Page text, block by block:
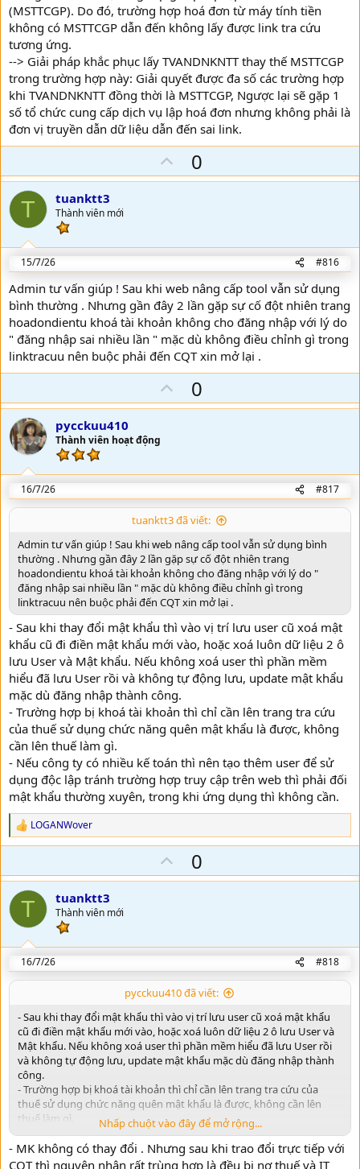
(MSTTCGP). Do đó, trường hợp hoá đơn từ máy tính tiền
không có MSTTCGP dẫn đến không lấy được link tra cứu
tương ứng.
--> Giải pháp khắc phục lấy TVANDNKNTT thay thế MSTTCGP
trong trường hợp này: Giải quyết được đa số các trường hợp
khi TVANDNKNTT đồng thời là MSTTCGP, Ngược lại sẽ gặp 1
số tổ chức cung cấp dịch vụ lập hoá đơn nhưng không phải là
đơn vị truyền dẫn dữ liệu dẫn đến sai link.
U
p
e
0
T tuanktt3
Thành viên mới
15/7/26 #816
Admin tư vấn giúp ! Sau khi web nâng cấp tool vẫn sử dụng
bình thường . Nhưng gần đây 2 lần gặp sự cố đột nhiên trang
hoadondientu khoá tài khoản không cho đăng nhập với lý do
" đăng nhập sai nhiều lần " mặc dù không điều chỉnh gì trong
linktracuu nên buộc phải đến CQT xin mở lại .
U
p
e
0
pycckuu410
Thành viên hoạt động
16/7/26 #817
tuanktt3 đã viết:
Admin tư vấn giúp ! Sau khi web nâng cấp tool vẫn sử dụng bình
thường . Nhưng gần đây 2 lần gặp sự cố đột nhiên trang
hoadondientu khoá tài khoản không cho đăng nhập với lý do "
đăng nhập sai nhiều lần " mặc dù không điều chỉnh gì trong
linktracuu nên buộc phải đến CQT xin mở lại .
- Sau khi thay đổi mật khẩu thì vào vị trí lưu user cũ xoá mật
khẩu cũ đi điền mật khẩu mới vào, hoặc xoá luôn dữ liệu 2 ô
lưu User và Mật khẩu. Nếu không xoá user thì phần mềm
hiểu đã lưu User rồi và không tự động lưu, update mật khẩu
mặc dù đăng nhập thành công.
- Trường hợp bị khoá tài khoản thì chỉ cần lên trang tra cứu
của thuế sử dụng chức năng quên mật khẩu là được, không
cần lên thuế làm gì.
- Nếu công ty có nhiều kế toán thì nên tạo thêm user để sử
dụng độc lập tránh trường hợp truy cập trên web thì phải đối
mật khẩu thường xuyên, trong khi ứng dụng thì không cần.
R
e
t
i
n
:
LOGANWover
U
p
e
0
T tuanktt3
Thành viên mới
16/7/26 #818
pycckuu410 đã viết:
- Sau khi thay đổi mật khẩu thì vào vị trí lưu user cũ xoá mật khẩu
cũ đi điền mật khẩu mới vào, hoặc xoá luôn dữ liệu 2 ô lưu User và
Mật khẩu. Nếu không xoá user thì phần mềm hiểu đã lưu User rồi
và không tự động lưu, update mật khẩu mặc dù đăng nhập thành
công.
- Trường hợp bị khoá tài khoản thì chỉ cần lên trang tra cứu của
thuế sử dụng chức năng quên mật khẩu là được, không cần lên
thuế làm gì.
- Nếu công ty có nhiều kế toán thì nên tạo thêm user để sử dụng
độc lập tránh trường hợp truy cập trên web thì phải đối mật khẩu
thường xuyên, trong khi ứng dụng thì không cần.
Nhấp chuột vào đây để mở rộng...
- MK không có thay đổi . Nhưng sau khi trao đổi trực tiếp với
CQT thì nguyên nhân rất trùng hợp là đều bị nợ thuế và IT